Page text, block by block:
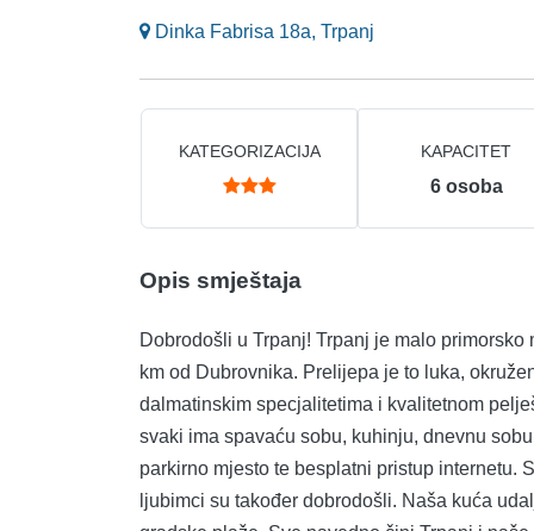
Dinka Fabrisa 18a, Trpanj
KATEGORIZACIJA KAPACITET
6 osoba
Opis smještaja
Dobrodošli u Trpanj! Trpanj je malo primorsko mjesto smješteno na poluotoku Pelješcu, udaljeno 100
km od Dubrovnika. Prelijepa je to luka,
dalmatinskim specjalitetima i kvalitetnom pelješkom vinu. Naši apartmani su u
svaki ima spavaću sobu, kuhinju, dnevnu
parkirno mjesto te besplatni pristup internetu. Smještaj je najprimjereniji parovima s djecom. Kućni
ljubimci su također dobrodošli. Naša kuća udaljena je 50 m od centra mjesta te 200 m od glavne